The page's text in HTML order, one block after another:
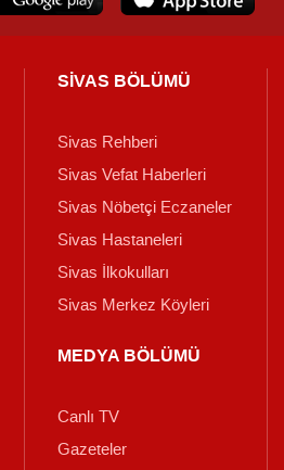
SİVAS BÖLÜMÜ
Sivas Rehberi
Sivas Vefat Haberleri
Sivas Nöbetçi Eczaneler
Sivas Hastaneleri
Sivas İlkokulları
Sivas Merkez Köyleri
MEDYA BÖLÜMÜ
Canlı TV
Gazeteler